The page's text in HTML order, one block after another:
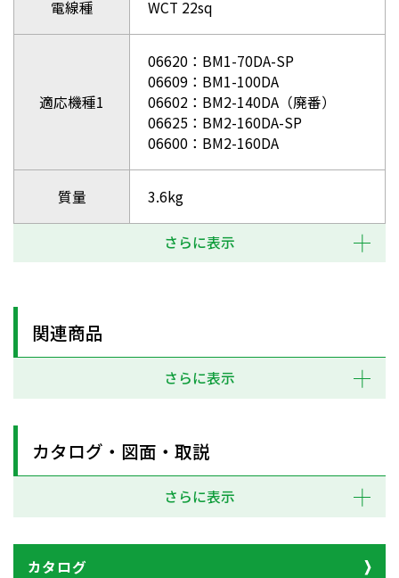
電線種 WCT 22sq
適応機種1
06620：BM1-70DA-SP
06609：BM1-100DA
06602：BM2-140DA（廃番）
06625：BM2-160DA-SP
06600：BM2-160DA
質量 3.6kg
さらに表示
関連商品
さらに表示
カタログ・図面・取説
さらに表示
カタログ